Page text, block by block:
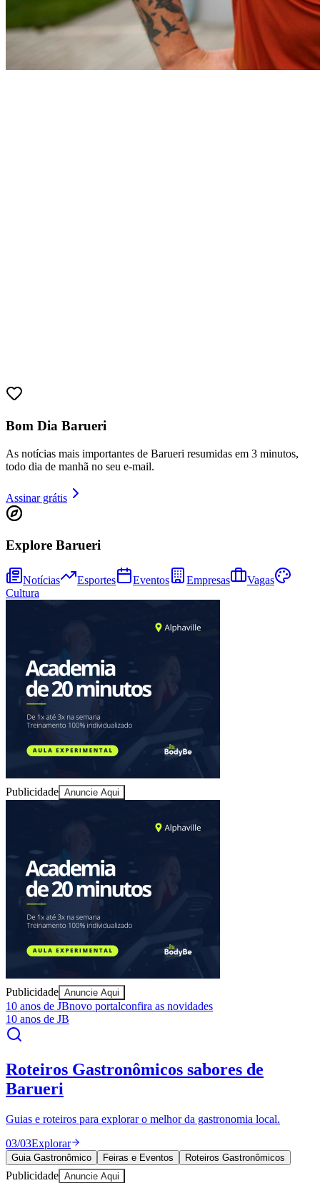
Bragantino
Vitória
Bom Dia Barueri
As notícias mais importantes de Barueri resumidas em 3 minutos,
todo dia de manhã no seu e-mail.
Assinar grátis
Explore Barueri
Notícias Esportes Eventos Empresas
Vagas
Cultura
Publicidade Anuncie Aqui
Publicidade Anuncie Aqui